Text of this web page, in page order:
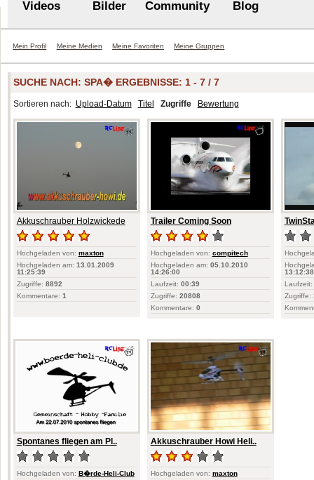
Videos Bilder Community Blog
Mein Profil Meine Medien Meine Favoriten Meine Gruppen
SUCHE NACH:SPA� ERGEBNISSE: 1 - 7 / 7
Sortieren nach: Upload-Datum Titel Zugriffe Bewertung
Akkuschrauber Holzwickede
Hochgeladen von: maxton
Hochgeladen am: 13.01.2009
11:25:39
Zugriffe: 8892
Kommentare: 1
Trailer Coming Soon
Hochgeladen von: compitech
Hochgeladen am: 05.10.2010
14:26:00
Laufzeit: 00:39
Zugriffe: 20808
Kommentare: 0
13:12:38
Laufzeit:
Zugriffe:
Spontanes fliegen am Pl..
Hochgeladen von: B�rde-Heli-Club
Akkuschrauber Howi Heli..
Hochgeladen von: maxton